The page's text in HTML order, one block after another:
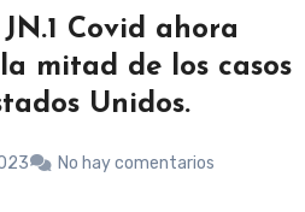
Covid ahora
mitad de los casos
Unidos.
No hay comentarios